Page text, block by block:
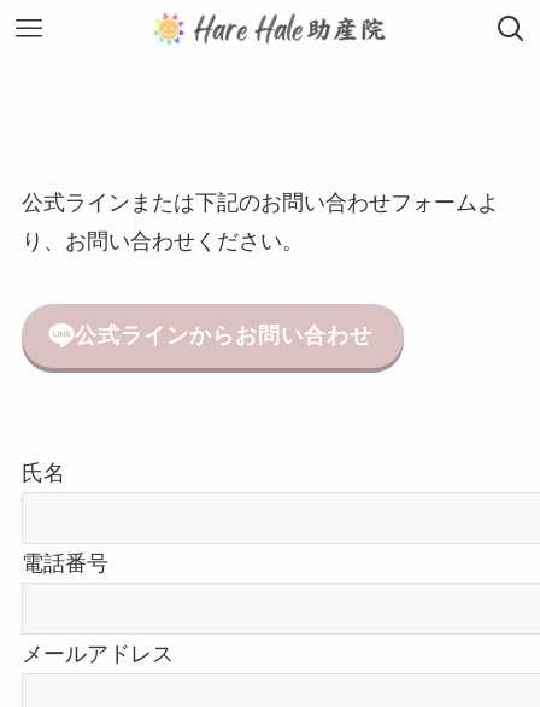
公式ラインまたは下記のお問い合わせフォームよ
り、お問い合わせください。
公式ラインからお問い合わせ
氏名
電話番号
メールアドレス